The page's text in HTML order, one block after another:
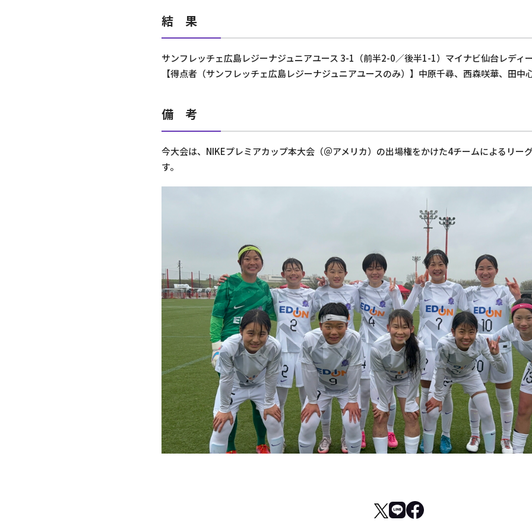
結 果
サンフレッチェ広島レジーナジュニアユース 3-1（前半2-0／後半1-1）マイナビ仙台レディ
【得点者（サンフレッチェ広島レジーナジュニアユースのみ）】中原千尋、西森咲華、田中
備 考
今大会は、NIKEプレミアカップ本大会（＠アメリカ）の出場権をかけた4チームによるリー
す。